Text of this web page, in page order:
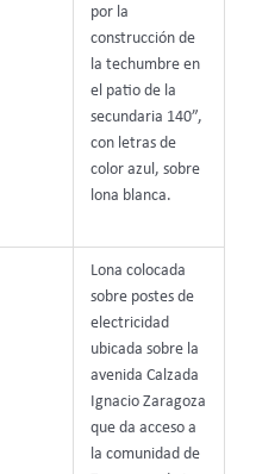
por la
construcción de
la techumbre en
el patio de la
secundaria 140”,
con letras de
color azul, sobre
lona blanca.
Lona colocada
sobre postes de
electricidad
ubicada sobre la
avenida Calzada
Ignacio Zaragoza
que da acceso a
la comunidad de